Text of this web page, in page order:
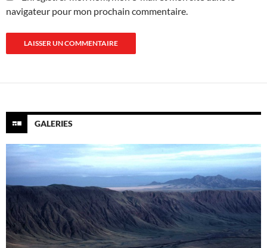
navigateur pour mon prochain commentaire.
GALERIES